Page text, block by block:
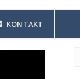
KONTAKT